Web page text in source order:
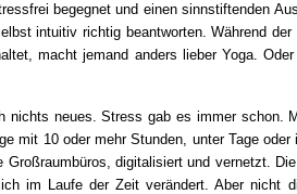
begegnet und einen sinnstiftenden
intuitiv richtig beantworten. Während
macht jemand anders lieber Yoga.
nichts neues. Stress gab es immer schon.
mit 10 oder mehr Stunden, unter Tage
digitalisiert und vernetzt.
im Laufe der Zeit verändert. Aber nicht